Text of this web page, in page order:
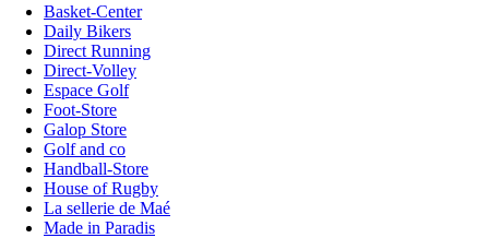
Basket-Center
Daily Bikers
Direct Running
Direct-Volley
Espace Golf
Foot-Store
Galop Store
Golf and co
Handball-Store
House of Rugby
La sellerie de Maé
Made in Paradis